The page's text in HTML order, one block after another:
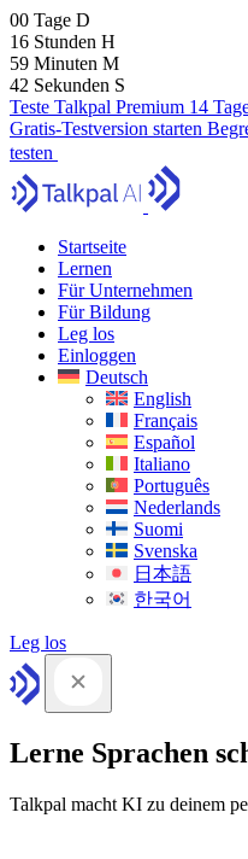
00 Tage D
16 Stunden H
59 Minuten M
40 Sekunden S
Teste Talkpal Premium 14
Gratis-Testversion starten
testen
Startseite
Lernen
Für Unternehmen
Für Bildung
Leg los
Einloggen
Deutsch
English
Français
Español
Italiano
Português
Nederlands
Suomi
Svenska
日本語
한국어
Leg los
Lerne Sprachen
Talkpal macht KI zu deinem